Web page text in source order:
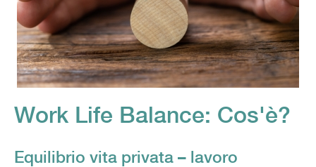
Work Life Balance: Cos'è?
Equilibrio vita privata – lavoro